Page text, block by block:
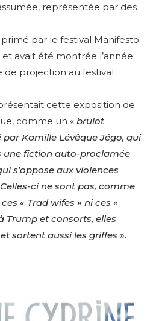
représentée par des
par le festival Manifesto
et avait été montrée l’année
de projection au festival
cette exposition de
comme un « brulot
Kamille Lévêque Jégo, qui
une fiction auto-proclamée
s’oppose aux violences
ci ne sont pas, comme
« Trad wifes » ni ces «
Trump et consorts, elles
sortent aussi les griffes ».